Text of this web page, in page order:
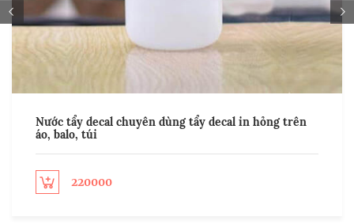
Nước tẩy decal chuyên dùng tẩy decal in hỏng trên
áo, balo, túi
options 220000